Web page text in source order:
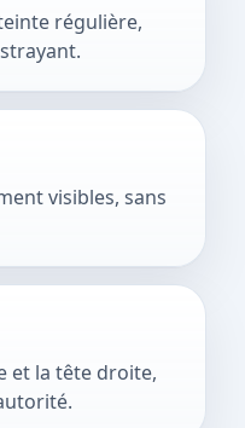
régulière,
visibles, sans
et la tête droite,